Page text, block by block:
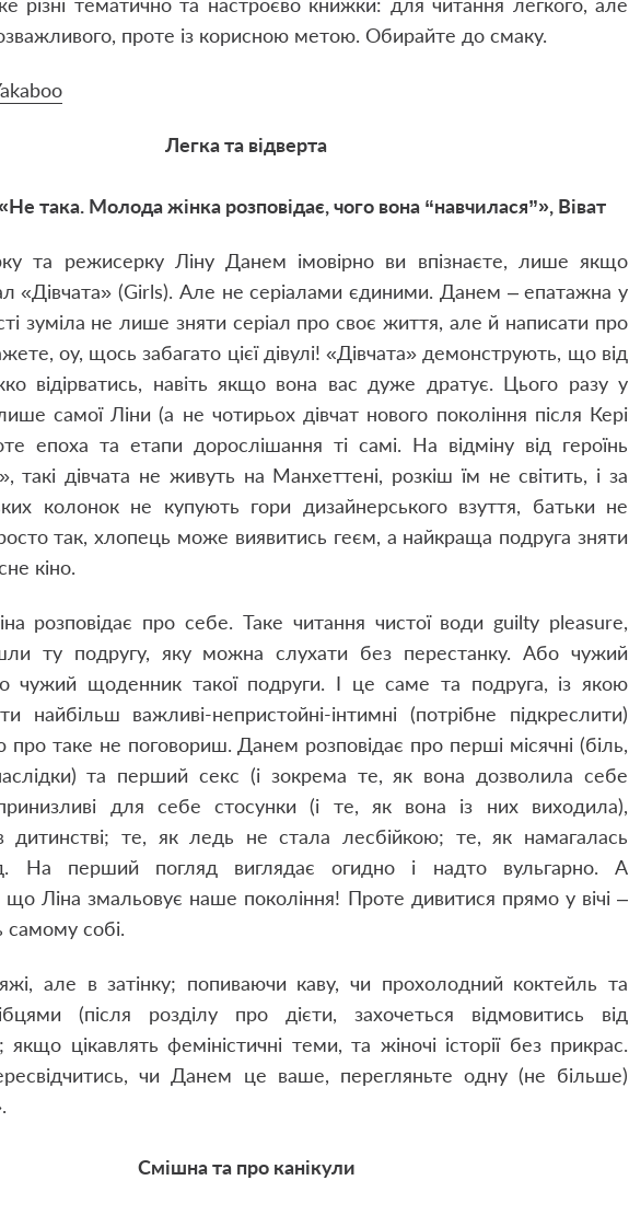
проте із корисною метою. Обирайте до смаку.
Легка та відверта
така. Молода жінка розповідає, чого вона “навчилася”», Віват
та режисерку Ліну Данем імовірно ви впізнаєте, лише якщо
«Дівчата» (Girls). Але не серіалами єдиними. Данем – епатажна у
зуміла не лише зняти серіал про своє життя, але й написати про
оу, щось забагато цієї дівулі! «Дівчата» демонструють, що від
відірватись, навіть якщо вона вас дуже дратує. Цього разу у
самої Ліни (а не чотирьох дівчат нового покоління після Кері
епоха та етапи дорослішання ті самі. На відміну від героїнь
такі дівчата не живуть на Манхеттені, розкіш їм не світить, і за
колонок не купують гори дизайнерського взуття, батьки не
так, хлопець може виявитись геєм, а найкраща подруга зняти
кіно.
розповідає про себе. Таке читання чистої води guilty pleasure,
ту подругу, яку можна слухати без перестанку. Або чужий
чужий щоденник такої подруги. І це саме та подруга, із якою
найбільш важливі-непристойні-інтимні (потрібне підкреслити)
таке не поговориш. Данем розповідає про перші місячні (біль,
та перший секс (і зокрема те, як вона дозволила себе
принизливі для себе стосунки (і те, як вона із них виходила),
дитинстві; те, як ледь не стала лесбійкою; те, як намагалась
На перший погляд виглядає огидно і надто вульгарно. А
Ліна змальовує наше покоління! Проте дивитися прямо у вічі –
самому собі.
але в затінку; попиваючи каву, чи прохолодний коктейль та
(після розділу про дієти, захочеться відмовитись від
якщо цікавлять феміністичні теми, та жіночі історії без прикрас.
чи Данем це ваше, перегляньте одну (не більше)
Смішна та про канікули